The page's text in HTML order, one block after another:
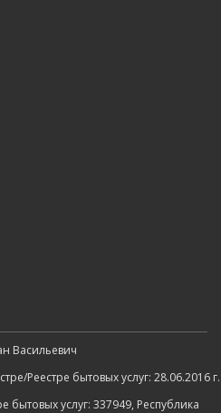
Васильевич
Реестре бытовых услуг: 28.06.2016 г.
бытовых услуг: 337949, Республика